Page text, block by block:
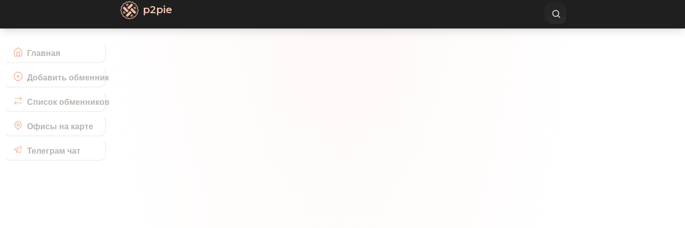
Главная
Добавить обменник
Список обменников
Офисы на карте
Телеграм чат
p2pie